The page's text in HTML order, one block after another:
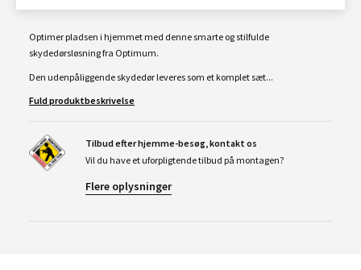
Optimer pladsen i hjemmet med denne smarte og stilfulde
skydedørsløsning fra Optimum.
Den udenpåliggende skydedør leveres som et komplet sæt...
Fuld produktbeskrivelse
Tilbud efter hjemme-besøg, kontakt os
Vil du have et uforpligtende tilbud på montagen?
Flere oplysninger